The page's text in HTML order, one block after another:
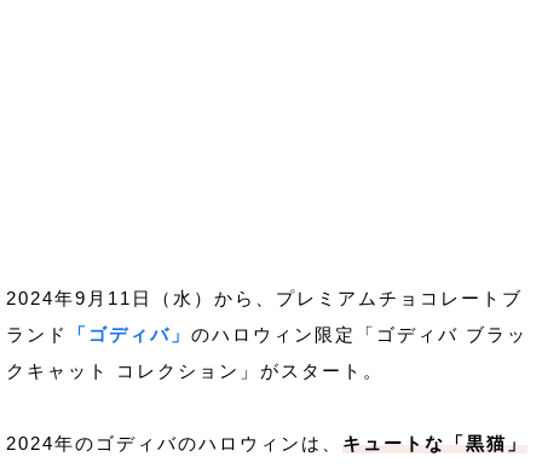
2024年9月11日（水）から、プレミアムチョコレートブ
ランド
「ゴディバ」 のハロウィン限定「ゴディバ ブラッ
クキャット コレクション」がスタート。
2024年のゴディバのハロウィンは、 キュートな「黒猫」